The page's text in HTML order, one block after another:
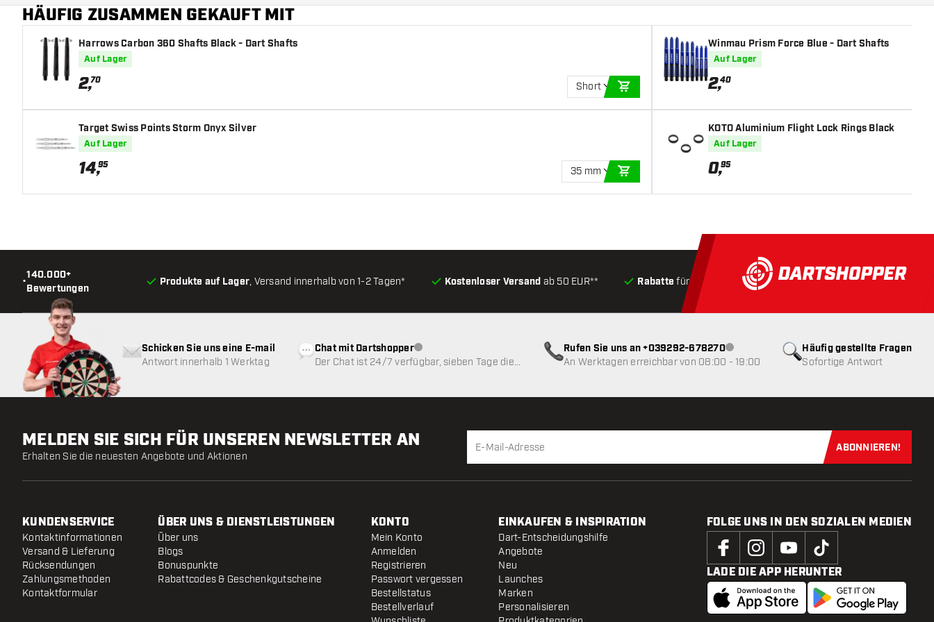
HÄUFIG ZUSAMMEN GEKAUFT MIT
Harrows Carbon 360 Shafts Black - Dart Shafts
Auf Lager
2,70
Short
IN DEN WARENKORB
Target Swiss Points Storm Onyx Silver
Auf Lager
14,95
35 mm
IN DEN WARENKORB
Winmau Prism Force Blue - Dart Shafts
Auf Lager
2,40
KOTO Aluminium Flight Lock Rings Black
Auf Lager
0,95
•
140.000+
Bewertungen
Produkte auf Lager, Versand innerhalb von 1-2 Tagen* Kostenloser Versand ab 50 EUR** Rabatte für Kunden Produkte auf Lager, Versand
Häufig gestellte Fragen
Sofortige Antwort
Schicken Sie uns eine E-mail
Antwort innerhalb 1 Werktag
Chat mit DartshopperKundenservice nicht verfügbar
Der Chat ist 24/7 verfügbar, sieben Tage die
Rufen Sie uns an +039292-678270Kundenservice nicht verfügbar
An Werktagen erreichbar von 08:00 - 19:00
MELDEN SIE SICH FÜR UNSEREN NEWSLETTER AN
Erhalten Sie die neuesten Angebote und Aktionen
Jetzt für
ABONNIEREN!
KUNDENSERVICE
Kontaktinformationen
Versand & Lieferung
Rücksendungen
Zahlungsmethoden
Kontaktformular
ÜBER UNS & DIENSTLEISTUNGEN
Über uns
Blogs
Bonuspunkte
Rabattcodes & Geschenkgutscheine
KONTO
Mein Konto
Anmelden
Registrieren
Passwort vergessen
Bestellstatus
Bestellverlauf
EINKAUFEN & INSPIRATION
Dart-Entscheidungshilfe
Angebote
Neu
Launches
Marken
Personalisieren
FOLGE UNS IN DEN SOZIALEN MEDIEN
LADE DIE APP HERUNTER